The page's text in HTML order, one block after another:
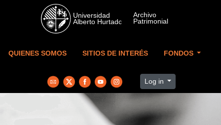
Skip to main content
QUIENES SOMOS SITIOS DE INTERÉS FONDOS
Log in